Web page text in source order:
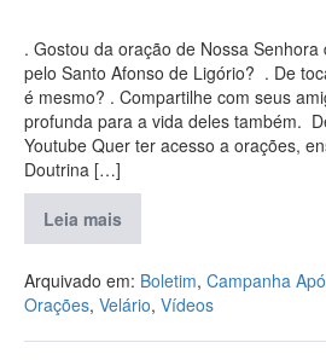
. Gostou da oração de Nossa
pelo Santo Afonso de Ligório? . De
é mesmo? . Compartilhe com seus
profunda para a vida deles também.
Youtube Quer ter acesso a orações,
Doutrina […]
Leia mais
Arquivado em: Boletim, Campanha
Orações, Velário, Vídeos